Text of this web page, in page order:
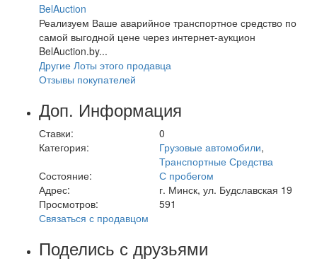
BelAuction
Реализуем Ваше аварийное транспортное средство по
самой выгодной цене через интернет-аукцион
BelAuction.by...
Другие Лоты этого продавца
Отзывы покупателей
Доп. Информация
Ставки:
0
Категория:
Грузовые автомобили,
Транспортные Средства
Состояние:
С пробегом
Адрес:
г. Минск, ул. Будславская 19
Просмотров:
591
Связаться с продавцом
Поделись с друзьями